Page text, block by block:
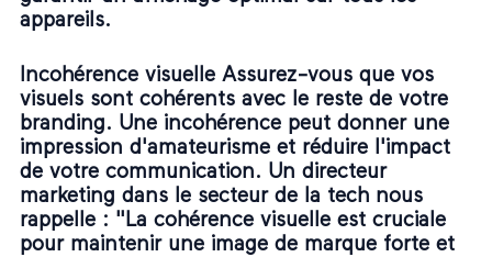
appareils.
Incohérence visuelle Assurez-vous que vos
visuels sont cohérents avec le reste de votre
branding. Une incohérence peut donner une
impression d'amateurisme et réduire l'impact
de votre communication. Un directeur
marketing dans le secteur de la tech nous
rappelle : "La cohérence visuelle est cruciale
pour maintenir une image de marque forte et